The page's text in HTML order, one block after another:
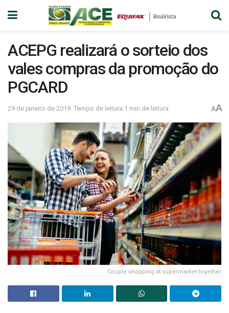
ACEPG realizará o sorteio dos
vales compras da promoção do
PGCARD
29 de janeiro de 2019 Tempo de leitura:1 min de leitura AA
Couple shopping at supermarket together